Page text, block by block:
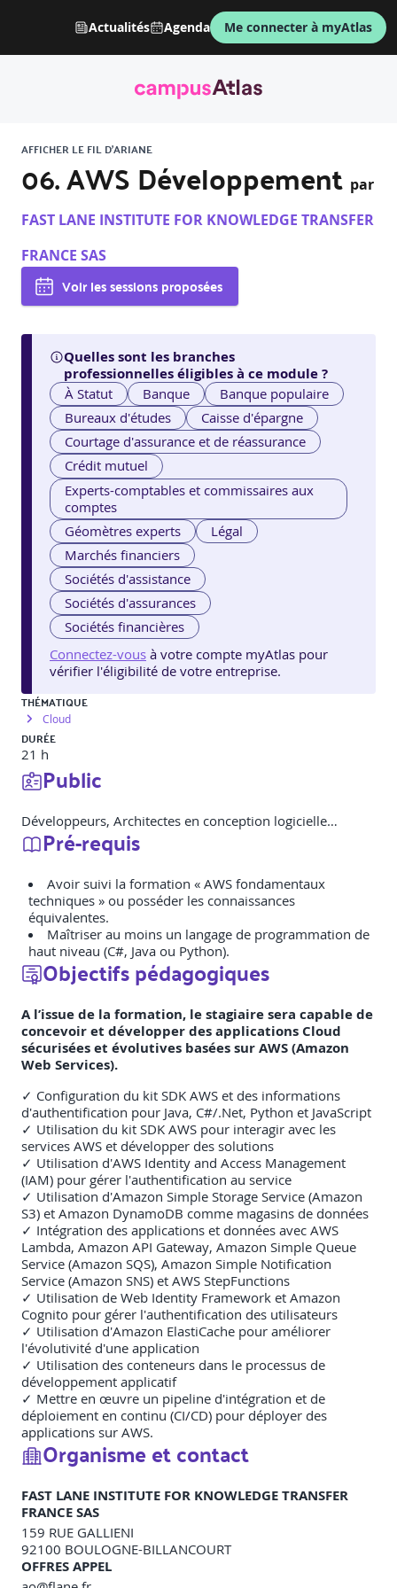
Actualités Agenda Me connecter à myAtlas
AFFICHER LE FIL D'ARIANE
06. AWS Développement par
FAST LANE INSTITUTE FOR KNOWLEDGE TRANSFER
FRANCE SAS
Voir les sessions proposées
Quelles sont les branches
professionnelles éligibles à ce module ?
À Statut Banque
Banque populaire
Bureaux d'études
Caisse d'épargne
Courtage d'assurance et de réassurance
Crédit mutuel
Experts-comptables et commissaires aux
comptes
Géomètres experts
Légal
Marchés financiers
Sociétés d'assistance
Sociétés d'assurances
Sociétés financières
Connectez-vous à votre compte myAtlas pour
vérifier l'éligibilité de votre entreprise.
THÉMATIQUE
Cloud
DURÉE
21 h
Public
Développeurs, Architectes en conception logicielle…
Pré-requis
Avoir suivi la formation « AWS fondamentaux
techniques » ou posséder les connaissances
équivalentes.
Maîtriser au moins un langage de programmation de
haut niveau (C#, Java ou Python).
Objectifs pédagogiques
A l’issue de la formation, le stagiaire sera capable de
concevoir et développer des applications Cloud
sécurisées et évolutives basées sur AWS (Amazon
Web Services).
✓ Configuration du kit SDK AWS et des informations
d'authentification pour Java, C#/.Net, Python et JavaScript
✓ Utilisation du kit SDK AWS pour interagir avec les
services AWS et développer des solutions
✓ Utilisation d'AWS Identity and Access Management
(IAM) pour gérer l'authentification au service
✓ Utilisation d'Amazon Simple Storage Service (Amazon
S3) et Amazon DynamoDB comme magasins de données
✓ Intégration des applications et données avec AWS
Lambda, Amazon API Gateway, Amazon Simple Queue
Service (Amazon SQS), Amazon Simple Notification
Service (Amazon SNS) et AWS StepFunctions
✓ Utilisation de Web Identity Framework et Amazon
Cognito pour gérer l'authentification des utilisateurs
✓ Utilisation d'Amazon ElastiCache pour améliorer
l'évolutivité d'une application
✓ Utilisation des conteneurs dans le processus de
développement applicatif
✓ Mettre en œuvre un pipeline d'intégration et de
déploiement en continu (CI/CD) pour déployer des
applications sur AWS.
Organisme et contact
FAST LANE INSTITUTE FOR KNOWLEDGE TRANSFER
FRANCE SAS
159 RUE GALLIENI
92100 BOULOGNE-BILLANCOURT
OFFRES APPEL